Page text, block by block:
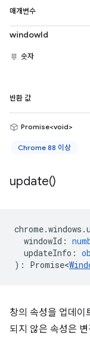
매개변수
windowId
숫자
반환 값
Promise<void>
Chrome 88 이상
update()
chrome.windows .
windowId :
updateInfo :
) : Promise<
창의 속성을 업데이
되지 않은 속성은